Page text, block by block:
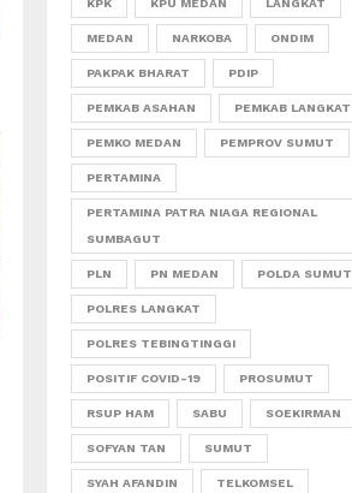
KPK KPU MEDAN LANGKAT
MEDAN NARKOBA ONDIM
PAKPAK BHARAT PDIP
PEMKAB ASAHAN PEMKAB LANGKAT
PEMKO MEDAN PEMPROV SUMUT
PERTAMINA
PERTAMINA PATRA NIAGA REGIONAL
SUMBAGUT
PLN PN MEDAN POLDA SUMUT
POLRES LANGKAT
POLRES TEBINGTINGGI
POSITIF COVID-19 PROSUMUT
RSUP HAM SABU SOEKIRMAN
SOFYAN TAN SUMUT
SYAH AFANDIN TELKOMSEL